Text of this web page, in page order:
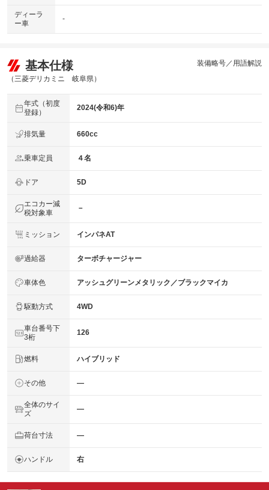
ディーラ
ー車
-
基本仕様
（三菱デリカミニ 岐阜県）
装備略号／用語解説
年式（初度
登録）
2024(令和6)年
排気量 660cc
乗車定員 ４名
ドア 5D
エコカー減
税対象車
－
ミッション インパネAT
過給器 ターボチャージャー
車体色 アッシュグリーンメタリック／ブラックマイカ
駆動方式 4WD
車台番号下
3桁
126
燃料 ハイブリッド
その他 ―
全体のサイ
ズ
―
荷台寸法 ―
ハンドル 右